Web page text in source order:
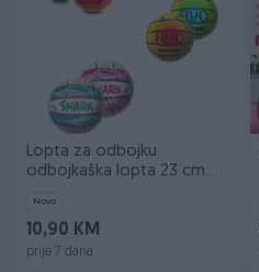
Lopta za odbojku
odbojkaška lopta 23 cm
Novo
10,90 KM
prije 7 dana